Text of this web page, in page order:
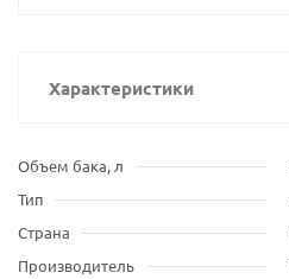
Характеристики
Объем бака, л
Тип
Страна
Производитель